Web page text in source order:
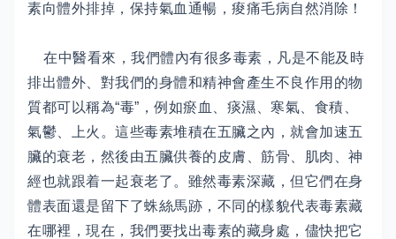
素向體外排掉，保持氣血通暢，痠痛毛病自然消除！
在中醫看來，我們體內有很多毒素，凡是不能及時
排出體外、對我們的身體和精神會產生不良作用的物
質都可以稱為“毒”，例如瘀血、痰濕、寒氣、食積、
氣鬱、上火。這些毒素堆積在五臟之內，就會加速五
臟的衰老，然後由五臟供養的皮膚、筋骨、肌肉、神
經也就跟着一起衰老了。雖然毒素深藏，但它們在身
體表面還是留下了蛛絲馬跡，不同的樣貌代表毒素藏
在哪裡，現在，我們要找出毒素的藏身處，儘快把它